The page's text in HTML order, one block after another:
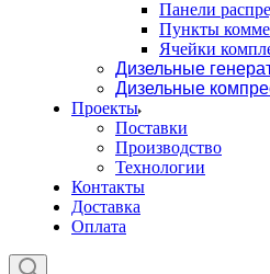
Панели
Пункты
Ячейки
Дизельные
Дизельные
Проекты
Поставки
Производство
Технологии
Контакты
Доставка
Оплата